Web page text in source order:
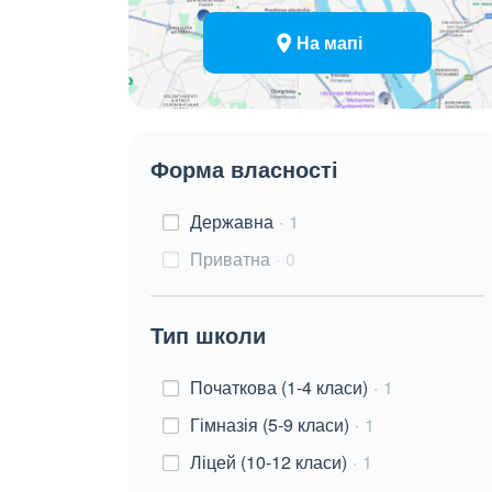
На мапі
Форма власності
Державна
1
Приватна
0
Тип школи
Початкова (1-4 класи)
1
Гімназія (5-9 класи)
1
Ліцей (10-12 класи)
1